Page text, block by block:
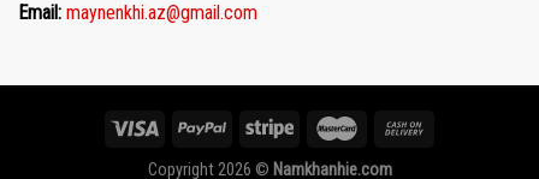
Email: maynenkhi.az@gmail.com
Copyright 2026 © Namkhanhie.com